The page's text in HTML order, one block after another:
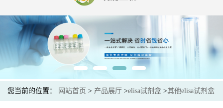
您当前的位置： 网站首页 > 产品展厅 >elisa试剂盒 >其他elisa试剂盒